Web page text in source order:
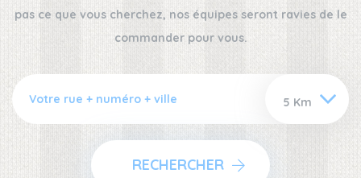
pas ce que vous cherchez, nos équipes seront ravies de le
commander pour vous.
RECHERCHER